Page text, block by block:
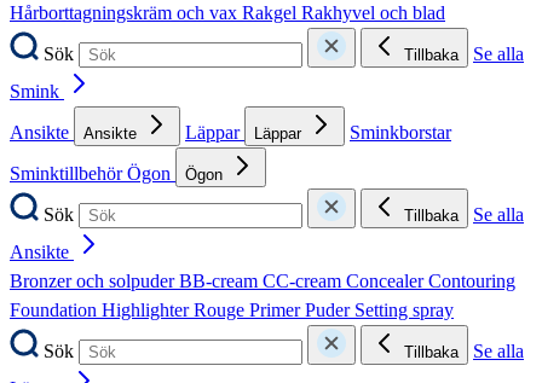
Hårborttagningskräm och vax Rakgel Rakhyvel och blad
Sök
Tillbaka
Se alla
Smink
Ansikte
Ansikte Läppar Läppar
Sminkborstar
SminktillbehörÖgon Ögon
Sök Tillbaka
Se alla
Ansikte
Bronzer och solpuderBB-cream CC-cream ConcealerContouring
Foundation HighlighterRouge PrimerPuder Setting spray
Sök
Tillbaka
Se alla